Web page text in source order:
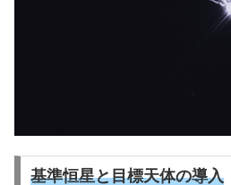
基準恒星と目標天体の導入